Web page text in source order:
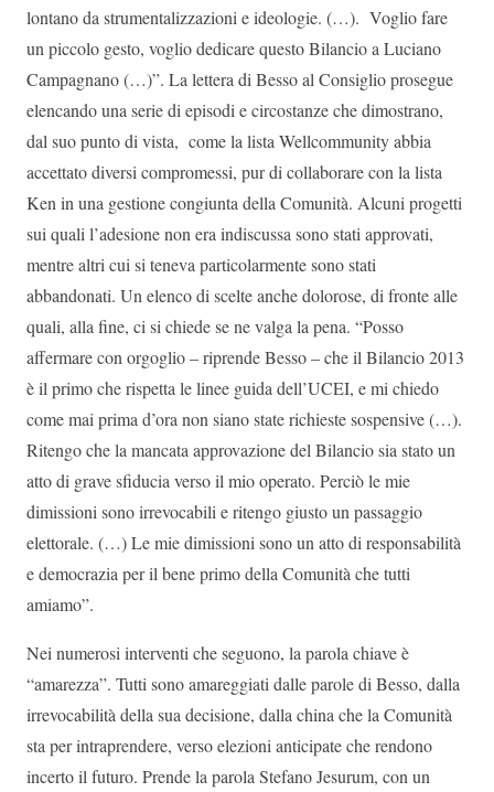
lontano da strumentalizzazioni e ideologie. (…). Voglio fare
un piccolo gesto, voglio dedicare questo Bilancio a Luciano
Campagnano (…)”. La lettera di Besso al Consiglio prosegue
elencando una serie di episodi e circostanze che dimostrano,
dal suo punto di vista, come la lista Wellcommunity abbia
accettato diversi compromessi, pur di collaborare con la lista
Ken in una gestione congiunta della Comunità. Alcuni progetti
sui quali l’adesione non era indiscussa sono stati approvati,
mentre altri cui si teneva particolarmente sono stati
abbandonati. Un elenco di scelte anche dolorose, di fronte alle
quali, alla fine, ci si chiede se ne valga la pena. “Posso
affermare con orgoglio – riprende Besso – che il Bilancio 2013
è il primo che rispetta le linee guida dell’UCEI, e mi chiedo
come mai prima d’ora non siano state richieste sospensive (…).
Ritengo che la mancata approvazione del Bilancio sia stato un
atto di grave sfiducia verso il mio operato. Perciò le mie
dimissioni sono irrevocabili e ritengo giusto un passaggio
elettorale. (…) Le mie dimissioni sono un atto di responsabilità
e democrazia per il bene primo della Comunità che tutti
amiamo”.
Nei numerosi interventi che seguono, la parola chiave è
“amarezza”. Tutti sono amareggiati dalle parole di Besso, dalla
irrevocabilità della sua decisione, dalla china che la Comunità
sta per intraprendere, verso elezioni anticipate che rendono
incerto il futuro. Prende la parola Stefano Jesurum, con un